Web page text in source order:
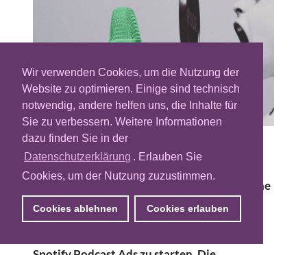
Wir verwenden Cookies, um die Nutzung der
Website zu optimieren. Einige sind technisch
notwendig, andere helfen uns, die Inhalte für
Sie zu verbessern. Weitere Informationen
dazu finden Sie in der
Datenschutzerklärung . Erlauben Sie
Cookies, um der Nutzung zuzustimmen.
Cookies ablehnen Cookies erlauben
Spotify hat in 2019 sein Podcast-Angebot
stark ausgebaut. Längst sind auf der
Musikstreaming-Plattform auch gesprochene
Inhalte breit verfügbar. Im Rahmen der CES
hat der Dienst verkündet, mit der